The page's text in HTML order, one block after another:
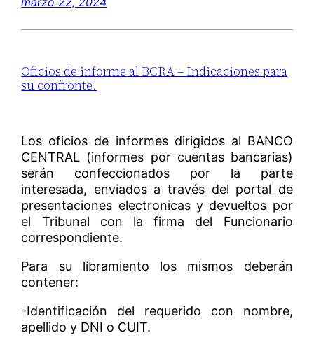
Oficios de informe al BCRA – Indicaciones para
su confronte.
Los oficios de informes dirigidos al BANCO
CENTRAL (informes por cuentas bancarias)
serán confeccionados por la parte
interesada, enviados a través del portal de
presentaciones electronicas y devueltos por
el Tribunal con la firma del Funcionario
correspondiente.
Para su líbramiento los mismos deberán
contener:
-Identificación del requerido con nombre,
apellido y DNI o CUIT.